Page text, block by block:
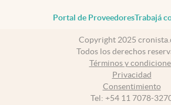
Portal de ProveedoresTrabajá
Copyright 2025
Todos los derechos
Términos y
Privacidad
Consentimiento
Tel: +54 11 7078-